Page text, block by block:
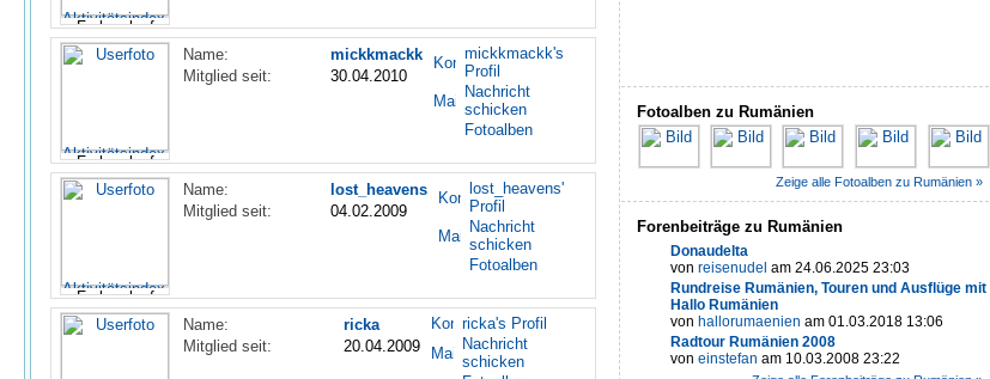
Name:
mickkmackk
Mitglied seit:
30.04.2010
mickkmackk's
Profil
Nachricht
schicken
Fotoalben
Name:
lost_heavens
Mitglied seit:
04.02.2009
lost_heavens'
Profil
Nachricht
schicken
Fotoalben
Name:
ricka
Mitglied seit:
20.04.2009
ricka's Profil
Nachricht
schicken
Fotoalben zu Rumänien
Zeige alle Fotoalben zu Rumänien »
Forenbeiträge zu Rumänien
Donaudelta
von reisenudel am 24.06.2025 23:03
Rundreise Rumänien, Touren und Ausflüge mit
Hallo Rumänien
von hallorumaenien am 01.03.2018 13:06
Radtour Rumänien 2008
von einstefan am 10.03.2008 23:22